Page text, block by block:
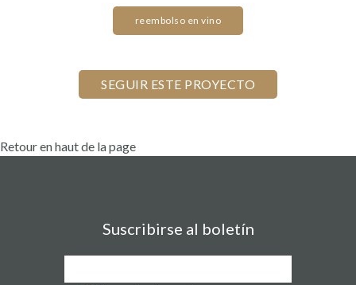
reembolso en vino
Retour en haut de la page
Suscribirse al boletín